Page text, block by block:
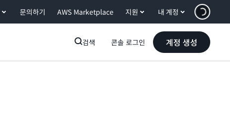
문의하기 AWS Marketplace 지원 내 계정
검색 콘솔 로그인 계정 생성